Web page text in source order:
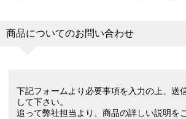
EPSON（エプソン） EP-
979A3
商品についてのお問い合わせ
下記フォームより必要事項を入力の上、送
して下さい。
追って弊社担当より、商品の詳しい説明を